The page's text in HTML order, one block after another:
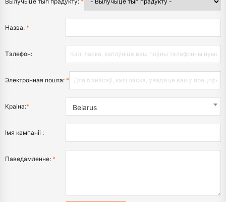
Назва: *
Тэлефон:
Электронная пошта: *
Краіна:* Belarus
Імя кампаніі :
Паведамленне: *